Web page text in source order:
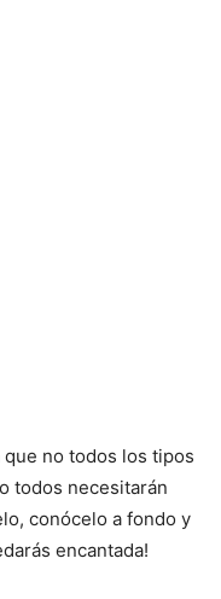
no todos los tipos
todos necesitarán
conócelo a fondo y
encantada!